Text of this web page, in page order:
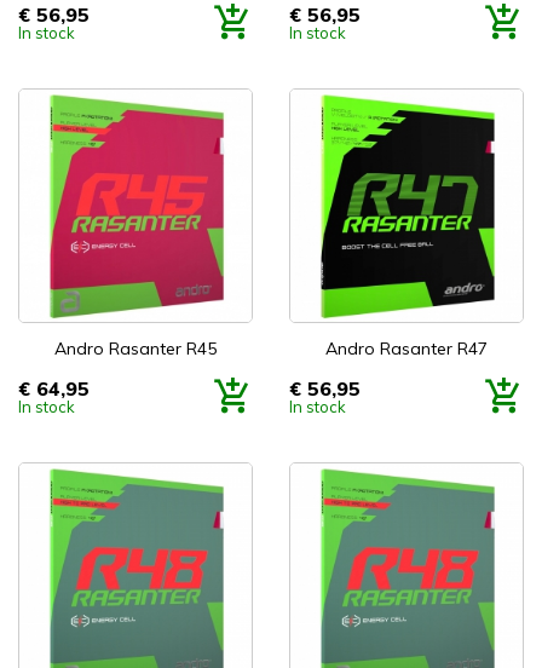
Prijs
€ 56,95
In stock
Prijs
€ 56,95
In stock
Andro Rasanter R45
Prijs
€ 64,95
In stock
Andro Rasanter R47
Prijs
€ 56,95
In stock